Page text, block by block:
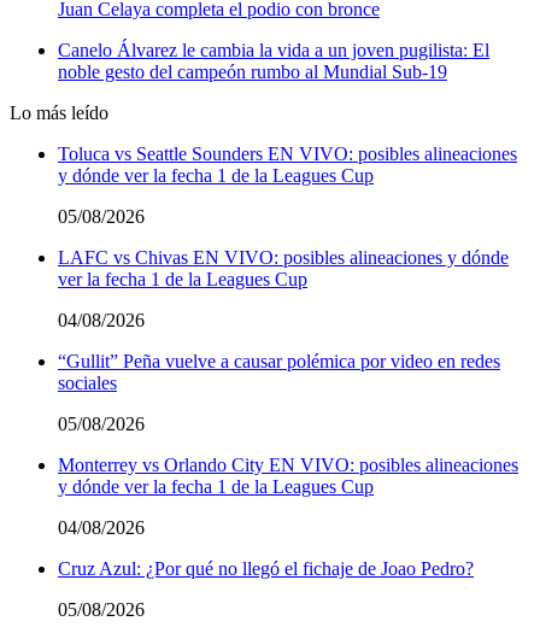
Juan Celaya completa el podio con bronce
Canelo Álvarez le cambia la vida a un joven pugilista: El
noble gesto del campeón rumbo al Mundial Sub-19
Lo más leído
Toluca vs Seattle Sounders EN VIVO: posibles alineaciones
y dónde ver la fecha 1 de la Leagues Cup
05/08/2026
LAFC vs Chivas EN VIVO: posibles alineaciones y dónde
ver la fecha 1 de la Leagues Cup
04/08/2026
“Gullit” Peña vuelve a causar polémica por video en redes
sociales
05/08/2026
Monterrey vs Orlando City EN VIVO: posibles alineaciones
y dónde ver la fecha 1 de la Leagues Cup
04/08/2026
Cruz Azul: ¿Por qué no llegó el fichaje de Joao Pedro?
05/08/2026